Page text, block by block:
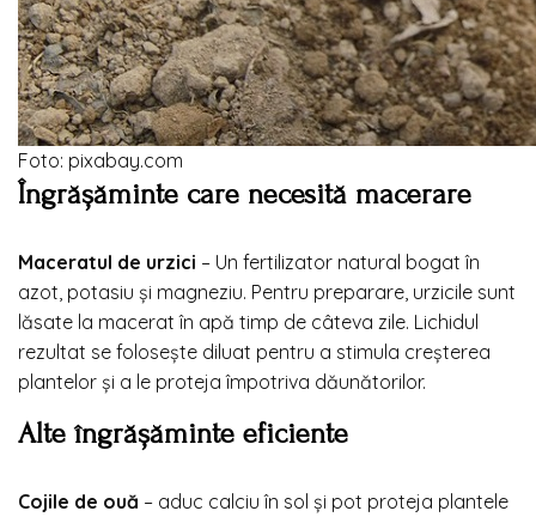
Foto: pixabay.com
Îngrășăminte care necesită macerare
Maceratul de urzici – Un fertilizator natural bogat în
azot, potasiu și magneziu. Pentru preparare, urzicile sunt
lăsate la macerat în apă timp de câteva zile. Lichidul
rezultat se folosește diluat pentru a stimula creșterea
plantelor și a le proteja împotriva dăunătorilor.
Alte îngrășăminte eficiente
Cojile de ouă – aduc calciu în sol și pot proteja plantele